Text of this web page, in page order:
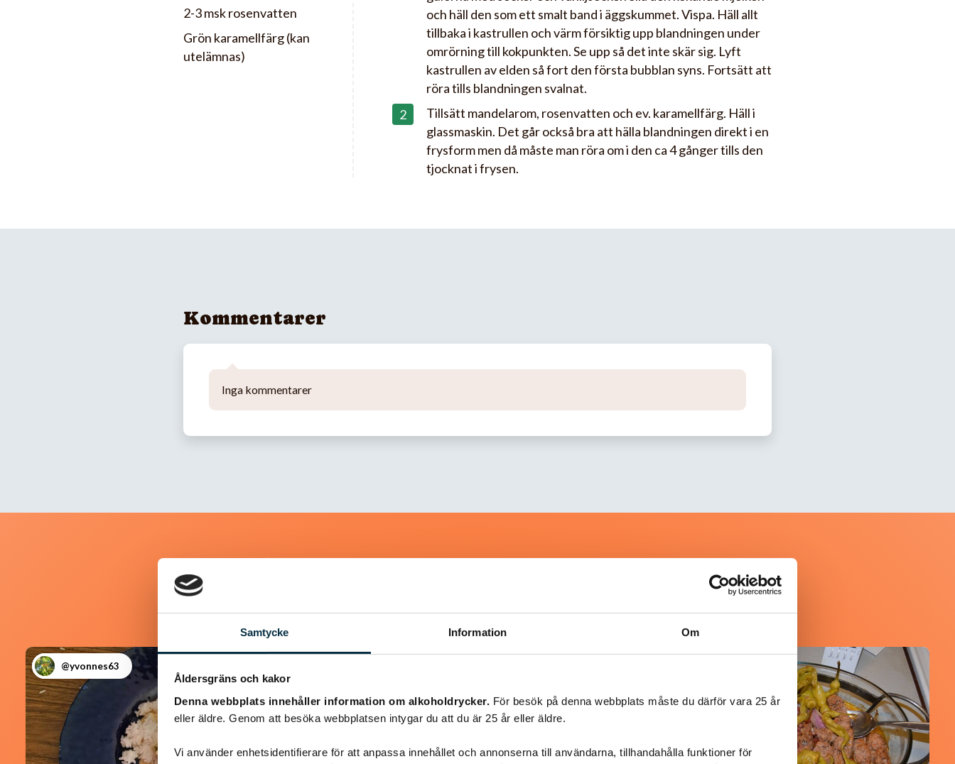
Samtycke Information Om
Åldersgräns och kakor
Denna webbplats innehåller information om alkoholdrycker. För besök på denna webbplats måste du därför vara 25 år
eller äldre. Genom att besöka webbplatsen intygar du att du är 25 år eller äldre.
Vi använder enhetsidentifierare för att anpassa innehållet och annonserna till användarna, tillhandahålla funktioner för
2-3 msk rosenvatten
Grön karamellfärg (kan
utelämnas)
och häll den som ett smalt band i äggskummet. Vispa. Häll allt
tillbaka i kastrullen och värm försiktig upp blandningen under
omrörning till kokpunkten. Se upp så det inte skär sig. Lyft
kastrullen av elden så fort den första bubblan syns. Fortsätt att
röra tills blandningen svalnat.
Tillsätt mandelarom, rosenvatten och ev. karamellfärg. Häll i
glassmaskin. Det går också bra att hälla blandningen direkt i en
frysform men då måste man röra om i den ca 4 gånger tills den
tjocknat i frysen.
Kommentarer
Inga kommentarer
Liknande recept
@yvonnes63